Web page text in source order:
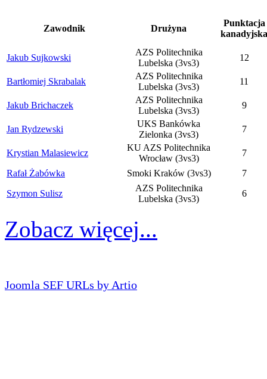
Zawodnik Drużyna
Punktacja
kanadyjska
Jakub Sujkowski
AZS Politechnika
Lubelska (3vs3)
12
Bartłomiej Skrabalak
AZS Politechnika
Lubelska (3vs3)
11
Jakub Brichaczek
AZS Politechnika
Lubelska (3vs3)
9
Jan Rydzewski
UKS Bankówka
Zielonka (3vs3)
7
Krystian Malasiewicz
KU AZS Politechnika
Wrocław (3vs3)
7
Rafał Żabówka
Smoki Kraków (3vs3)
7
Szymon Sulisz
AZS Politechnika
Lubelska (3vs3)
6
Zobacz więcej...
Joomla SEF URLs by Artio